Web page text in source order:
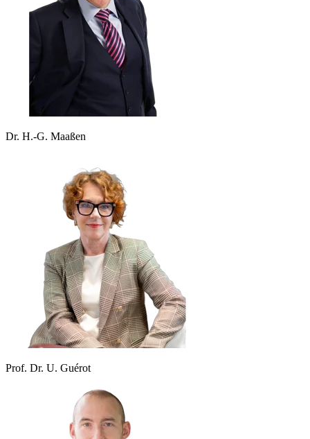
Dr. H.-G. Maaßen
Prof. Dr. U. Guérot